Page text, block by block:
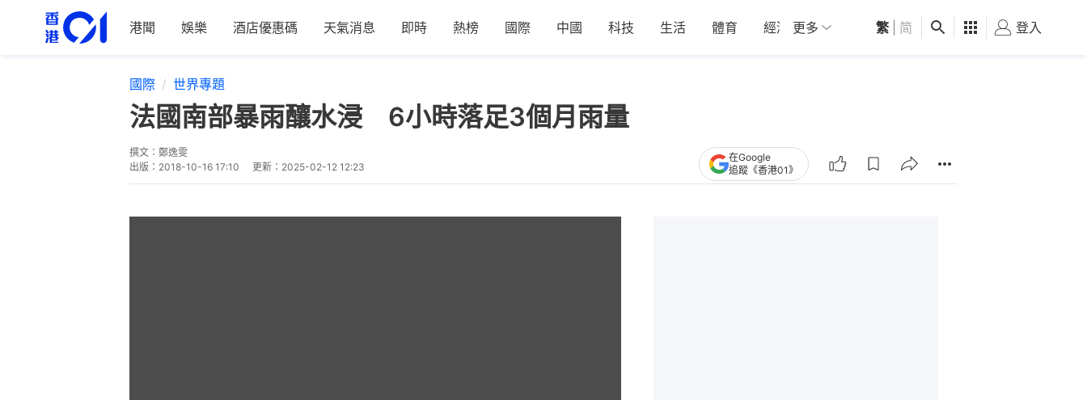
港聞 娛樂 酒店優惠碼 天氣消息 即時 熱榜 國際 中國 科技 生活 體育 經濟 01深圳 觀點 健康 好食玩飛
更多 繁 简 登入
國際 世界專題
法國南部暴雨釀水浸 6小時落足3個月雨量
撰文： 鄭逸雯
出版： 2018-10-16 17:10 更新： 2025-02-12 12:23
在Google
追蹤《香港01》